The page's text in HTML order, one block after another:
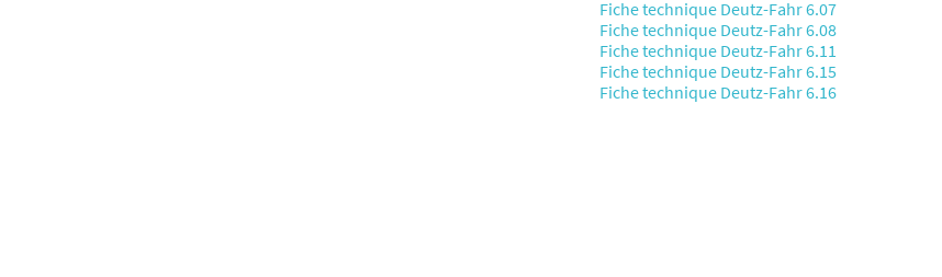
Fiche technique Deutz-Fahr 6.07
Fiche technique Deutz-Fahr 6.08
Fiche technique Deutz-Fahr 6.11
Fiche technique Deutz-Fahr 6.15
Fiche technique Deutz-Fahr 6.16